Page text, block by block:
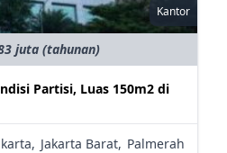
Kantor
juta (tahunan)
Partisi, Luas 150m2 di
Jakarta Barat, Palmerah